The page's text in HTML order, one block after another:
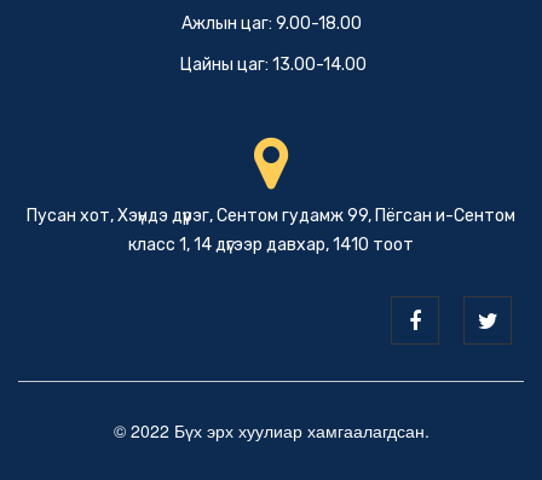
Ажлын цаг: 9.00-18.00
Цайны цаг: 13.00-14.00
Пусан хот, Хэүндэ дүүрэг, Сентом гудамж 99, Пёгсан и-Сентом
класс 1, 14 дүгээр давхар, 1410 тоот
© 2022 Бүх эрх хуулиар хамгаалагдсан.